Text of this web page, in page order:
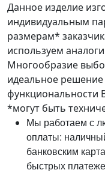
Данное изделие
индивидуальным
размерам*
используем
Многообразие
идеальное
функциональности
*могут быть
Мы работаем с
оплаты:
банковским
быстрых